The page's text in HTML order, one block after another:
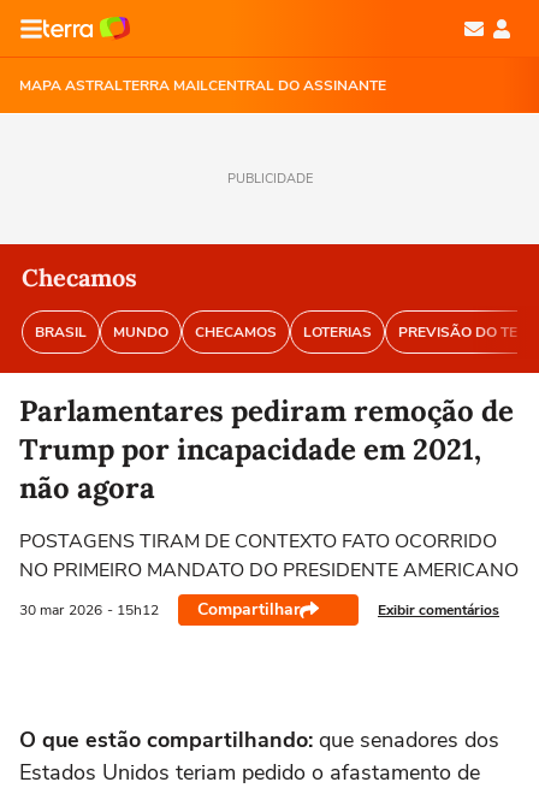
MAPA ASTRALTERRA MAILCENTRAL DO ASSINANTE
PUBLICIDADE
Checamos
BRASIL MUNDO CHECAMOS LOTERIAS PREVISÃO DO
Parlamentares pediram remoção de
Trump por incapacidade em 2021,
não agora
POSTAGENS TIRAM DE CONTEXTO FATO OCORRIDO
NO PRIMEIRO MANDATO DO PRESIDENTE AMERICANO
30 mar 2026 - 15h12 Compartilhar Exibir comentários
O que estão compartilhando: que senadores dos
Estados Unidos teriam pedido o afastamento de